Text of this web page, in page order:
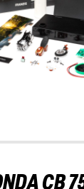
CB